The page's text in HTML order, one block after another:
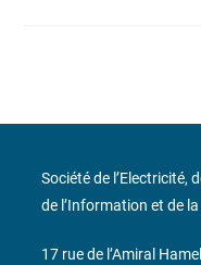
Société de l’Electricité,
de l’Information et de
17 rue de l’Amiral